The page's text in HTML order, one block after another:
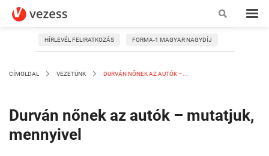
HÍRLEVÉL FELIRATKOZÁS FORMA-1 MAGYAR NAGYDÍJ
CÍMOLDAL VEZETÜNK DURVÁN NŐNEK AZ AUTÓK –...
Durván nőnek az autók – mutatjuk,
mennyivel